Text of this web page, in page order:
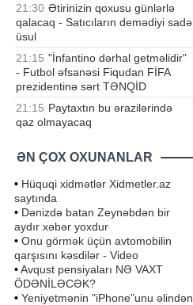
21:30 Ətirinizin qoxusu günlərlə
qalacaq - Satıcıların demədiyi sadə
üsul
21:15 "İnfantino dərhal getməlidir"
- Futbol əfsanəsi Fiqudan FİFA
prezidentinə sərt TƏNQİD
21:15 Paytaxtın bu ərazilərində
qaz olmayacaq
ƏN ÇOX OXUNANLAR
• Hüquqi xidmətlər Xidmetler.az
saytında
• Dənizdə batan Zeynəbdən bir
aydır xəbər yoxdur
• Onu görmək üçün avtomobilin
qarşısını kəsdilər - Video
•Avqust pensiyaları NƏ VAXT
ÖDƏNİLƏCƏK?
• Yeniyetmənin "iPhone"unu əlindən